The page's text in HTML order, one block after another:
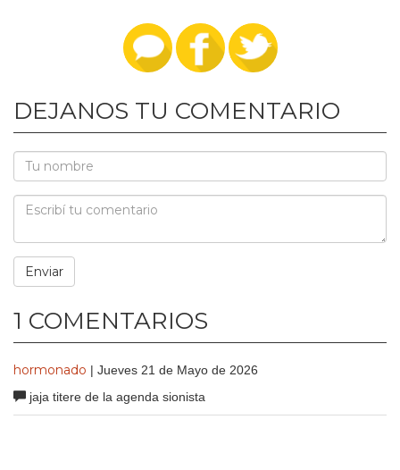
DEJANOS TU COMENTARIO
1 COMENTARIOS
hormonado | Jueves 21 de Mayo de 2026
jaja titere de la agenda sionista